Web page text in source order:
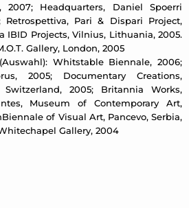
2007; Headquarters, Daniel Spoerri
Retrospettiva, Pari & Dispari Project,
IBID Projects, Vilnius, Lithuania, 2005.
Gallery, London, 2005
Whitstable Biennale, 2006;
2005; Documentary Creations,
2005; Britannia Works,
Museum of Contemporary Art,
of Visual Art, Pancevo, Serbia,
Gallery, 2004